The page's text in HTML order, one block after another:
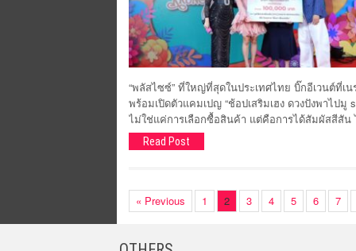
“พลัสไซซ์” ที่ใหญ่ที่สุดในประเทศไทย บิ๊กอีเวนต์ที่
พร้อมเปิดตัวแคมเปญ “ช้อปเสริมเฮง ดวงปังพาไป
ไม่ใช่แค่การเลือกซื้อสินค้า แต่คือการได้สัมผัสสีสั
Read Post
« Previous 1 2 3 4 5 6 7